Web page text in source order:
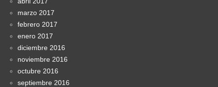
marzo 2017
febrero 2017
enero 2017
diciembre 2016
noviembre 2016
octubre 2016
septiembre 2016